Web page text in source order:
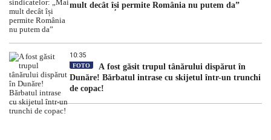
mult decât își permite România nu putem da”
10:35
FOTO
A fost găsit trupul tânărului dispărut în
Dunăre! Bărbatul intrase cu skijetul într-un trunchi
de copac!